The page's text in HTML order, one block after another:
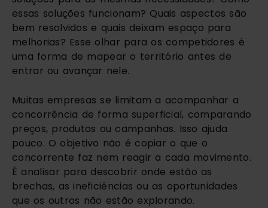
essas soluções funcionam? Quais aspectos são
bem resolvidos e quais deixam espaço para
melhorias? Esse olhar para os competidores é
uma forma de mapear o território antes de
entrar ou avançar nele.
Muitas empresas se limitam a acompanhar a
concorrência de forma superficial, comparando
preços, produtos ou campanhas. Isso ajuda
pouco. O objetivo não é copiar o que o
concorrente faz nem reagir a cada movimento.
É analisar para descobrir onde estão as
brechas, as ineficiências ou as oportunidades
que os outros não estão explorando.